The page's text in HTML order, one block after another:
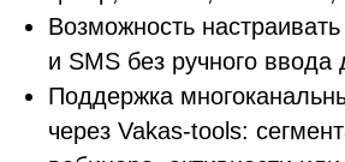
Возможность
и SMS без ручного ввода
Поддержка
через Vakas-tools: